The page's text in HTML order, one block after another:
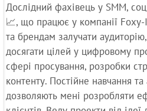
Дослідний фахівець у SMM,
📈, що працює у компанії
та брендам залучати
досягати цілей у цифровому
сфері просування, розробки
контенту. Постійне навчання та
дозволяють мені розробляти